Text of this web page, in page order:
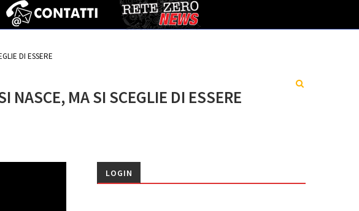
DI ESSERE
NASCE, MA SI SCEGLIE DI ESSERE
LOGIN